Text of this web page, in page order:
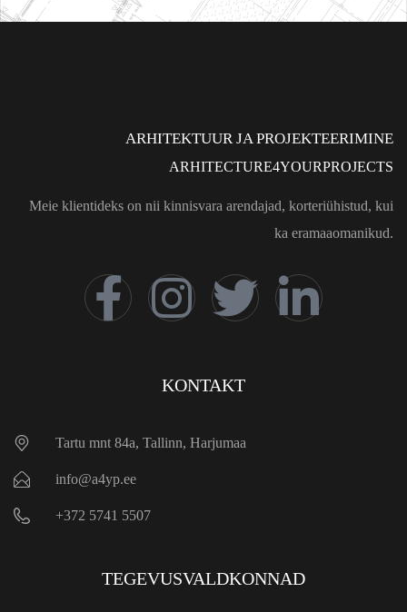
ARHITEKTUUR JA PROJEKTEERIMINE
ARHITECTURE4YOURPROJECTS
Meie klientideks on nii kinnisvara arendajad, korteriühistud, kui
ka eramaaomanikud.
KONTAKT
Tartu mnt 84a, Tallinn, Harjumaa
info@a4yp.ee
+372 5741 5507
TEGEVUSVALDKONNAD